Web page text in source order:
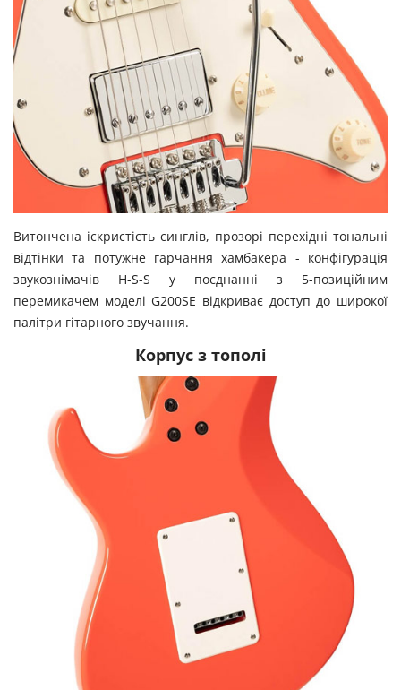
Витончена іскристість синглів, прозорі перехідні тональні
відтінки та потужне гарчання хамбакера - конфігурація
звукознімачів H-S-S у поєднанні з 5-позиційним
перемикачем моделі G200SE відкриває доступ до широкої
палітри гітарного звучання.
Корпус з тополі